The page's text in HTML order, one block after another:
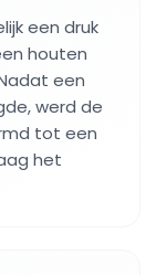
een druk
houten
een
werd de
tot een
het